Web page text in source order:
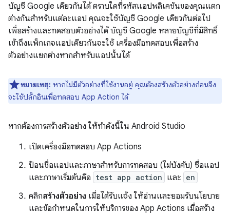
บัญชี Google เดียวกันได้ ตราบใดที่รหัสแอปพลิเคชันของคุณแตก
ต่างกันสำหรับแต่ละแอป คุณจะใช้บัญชี Google เดียวกันต่อไป
เพื่อสร้างและทดสอบตัวอย่างได้ บัญชี Google หลายบัญชีที่มีสิทธิ์
เข้าถึงแพ็กเกจแอปเดียวกันจะใช้ เครื่องมือทดสอบเพื่อสร้าง
ตัวอย่างแยกต่างหากสำหรับแอปนั้นได้
หมายเหตุ: หากไม่มีตัวอย่างที่ใช้งานอยู่ คุณต้องสร้างตัวอย่างก่อนจึง
จะใช้ปลั๊กอินเพื่อทดสอบ App Action ได้
หากต้องการสร้างตัวอย่าง ให้ทำดังนี้ใน Android Studio
เปิดเครื่องมือทดสอบ App Actions
ป้อนชื่อแอปและภาษาสำหรับการทดสอบ (ไม่บังคับ) ชื่อแอป
และภาษาเริ่มต้นคือ test app action และ en
คลิกสร้างตัวอย่าง เมื่อได้รับแจ้ง ให้อ่านและยอมรับนโยบาย
และข้อกำหนดในการให้บริการของ App Actions เมื่อสร้าง